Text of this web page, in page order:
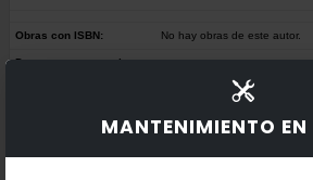
MANTENIMIENTO EN
Obras con ISBN: No hay obras de este autor.
Documentos en revistas:
Aspergillosis: